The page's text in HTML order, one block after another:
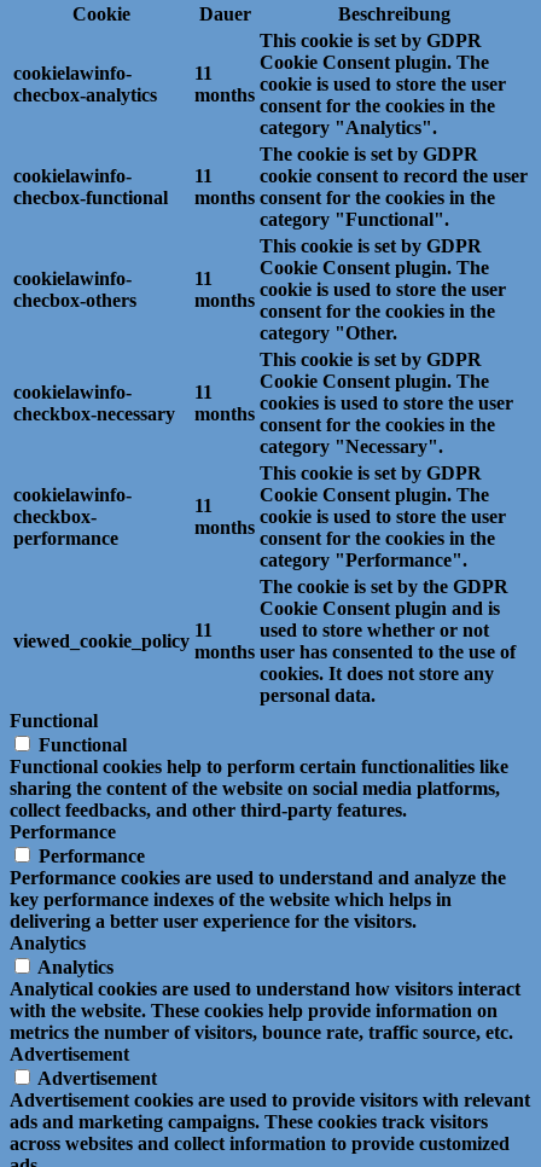
Cookie
Dauer Beschreibung
cookielawinfo-
checbox-analytics
11
months
This cookie is set by GDPR
Cookie Consent plugin. The
cookie is used to store the user
consent for the cookies in the
category "Analytics".
cookielawinfo-
checbox-functional
11
months
The cookie is set by GDPR
cookie consent to record the user
consent for the cookies in the
category "Functional".
cookielawinfo-
checbox-others
11
months
This cookie is set by GDPR
Cookie Consent plugin. The
cookie is used to store the user
consent for the cookies in the
category "Other.
cookielawinfo-
checkbox-necessary
11
months
This cookie is set by GDPR
Cookie Consent plugin. The
cookies is used to store the user
consent for the cookies in the
category "Necessary".
cookielawinfo-
checkbox-
performance
11
months
This cookie is set by GDPR
Cookie Consent plugin. The
cookie is used to store the user
consent for the cookies in the
category "Performance".
viewed_cookie_policy
11
months
The cookie is set by the GDPR
Cookie Consent plugin and is
used to store whether or not
user has consented to the use of
cookies. It does not store any
personal data.
Functional
Functional
Functional cookies help to perform certain functionalities like
sharing the content of the website on social media platforms,
collect feedbacks, and other third-party features.
Performance
Performance
Performance cookies are used to understand and analyze the
key performance indexes of the website which helps in
delivering a better user experience for the visitors.
Analytics
Analytics
Analytical cookies are used to understand how visitors interact
with the website. These cookies help provide information on
metrics the number of visitors, bounce rate, traffic source, etc.
Advertisement
Advertisement
Advertisement cookies are used to provide visitors with relevant
ads and marketing campaigns. These cookies track visitors
across websites and collect information to provide customized